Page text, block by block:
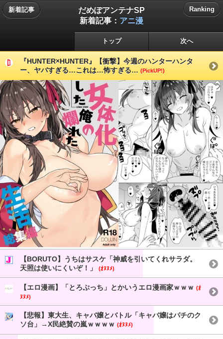
新着記事
だめぽアンテナSP
新着記事： アニ漫
Ranking
トップ 次へ
『HUNTER×HUNTER』【衝撃】今週のハンターハンタ
ー、ヤバすぎる…これは…怖すぎる… (PickUP!)
【BORUTO】うちはサスケ「神威を引いてくれサラダ。
天照は使いにくいぞ！」
(ｵﾇﾇﾒ)
【エロ漫画】「とろぷっち」とかいうエロ漫画家ｗｗｗ (ｵ
ﾇﾇﾒ)
【悲報】東大生、キャバ嬢とバトル「キャバ嬢はパチのク
ソ台」→X民絶賛の嵐ｗｗｗｗ (ｵﾇﾇﾒ)